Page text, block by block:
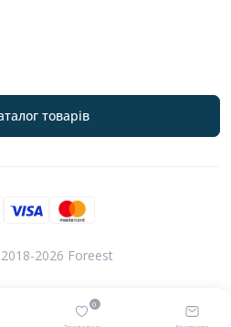
0
товарів
2026 Foreest